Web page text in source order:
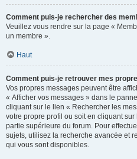
Comment puis-je rechercher des
Veuillez vous rendre sur la page «
un membre ».
Haut
Comment puis-je retrouver mes
Vos propres messages peuvent être
« Afficher vos messages » dans le
cliquant sur le lien « Rechercher les
votre propre profil ou soit en cliquant
partie supérieure du forum. Pour
sujets, utilisez la recherche avancée et
qui vous sont disponibles.